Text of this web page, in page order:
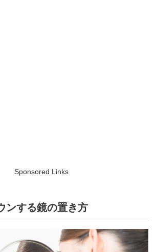
Sponsored Links
ンする鏡の置き方